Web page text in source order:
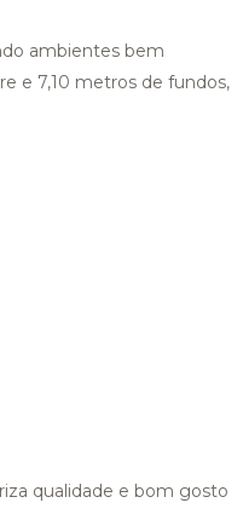
ambientes bem
e 7,10 metros de fundos,
qualidade e bom gosto